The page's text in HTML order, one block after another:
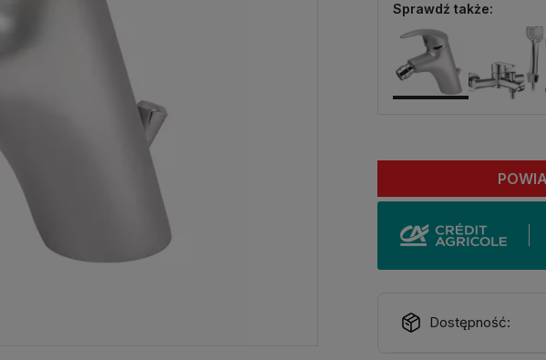
Sprawdź także:
Dostępność: